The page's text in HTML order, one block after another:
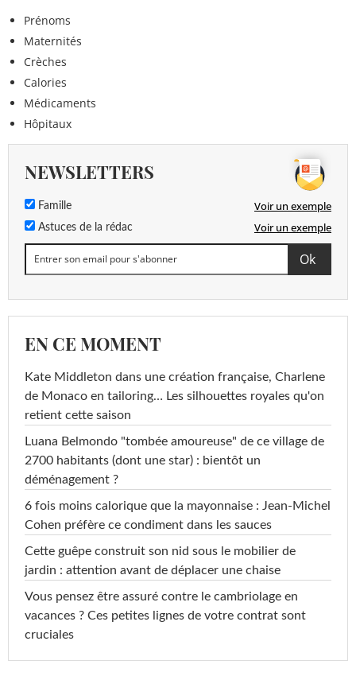
Prénoms
Maternités
Crèches
Calories
Médicaments
Hôpitaux
NEWSLETTERS
Famille Voir un exemple
Astuces de la rédac Voir un exemple
EN CE MOMENT
Kate Middleton dans une création française, Charlene
de Monaco en tailoring… Les silhouettes royales qu'on
retient cette saison
Luana Belmondo "tombée amoureuse" de ce village de
2700 habitants (dont une star) : bientôt un
déménagement ?
6 fois moins calorique que la mayonnaise : Jean-Michel
Cohen préfère ce condiment dans les sauces
Cette guêpe construit son nid sous le mobilier de
jardin : attention avant de déplacer une chaise
Vous pensez être assuré contre le cambriolage en
vacances ? Ces petites lignes de votre contrat sont
cruciales